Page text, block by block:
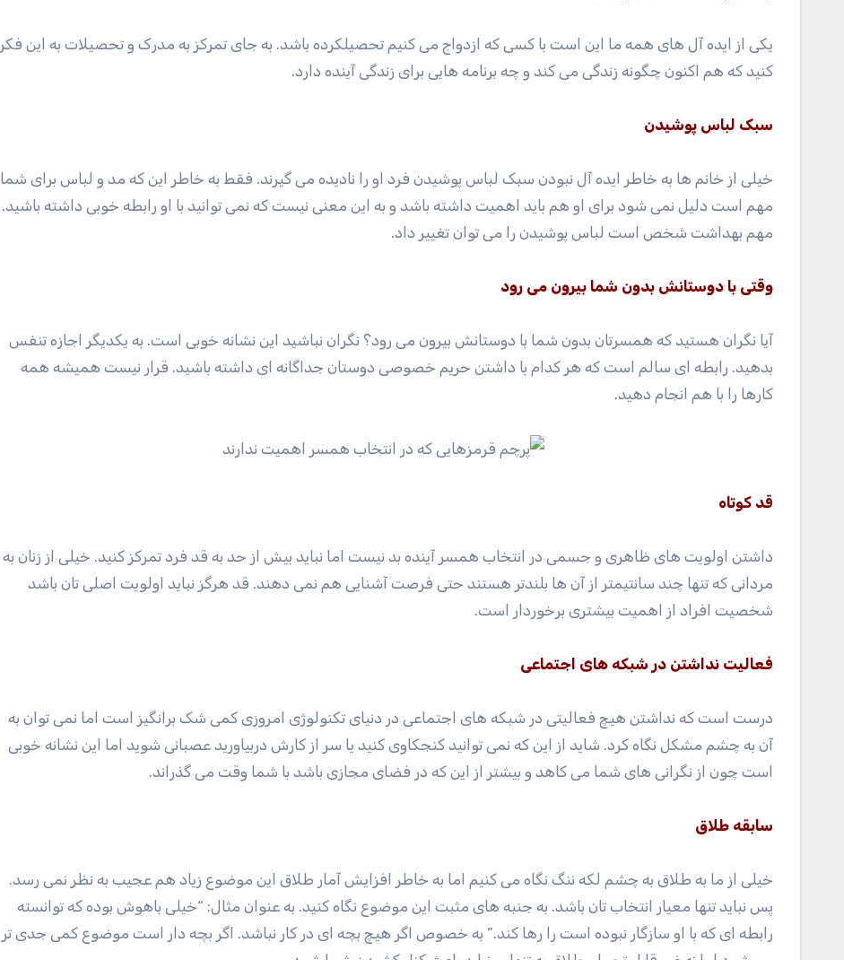
یکی از ایده آل های همه ما این است با کسی که ازدواج می کنیم تحصیلکرده باشد. به جای تمرکز به مدرک و تحصیلات به این فکر
کنید که هم اکنون چگونه زندگی می کند و چه برنامه هایی برای زندگی آینده دارد.
سبک لباس پوشیدن
خیلی از خانم ها به خاطر ایده آل نبودن سبک لباس پوشیدن فرد او را نادیده می گیرند. فقط به خاطر این که مد و لباس برای شما
مهم است دلیل نمی شود برای او هم باید اهمیت داشته باشد و به این معنی نیست که نمی توانید با او رابطه خوبی داشته باشید.
مهم بهداشت شخص است لباس پوشیدن را می توان تغییر داد.
وقتی با دوستانش بدون شما بیرون می رود
آیا نگران هستید که همسرتان بدون شما با دوستانش بیرون می رود؟ نگران نباشید این نشانه خوبی است. به یکدیگر اجازه تنفس
بدهید. رابطه ای سالم است که هر کدام با داشتن حریم خصوصی دوستان جداگانه ای داشته باشید. قرار نیست همیشه همه
کارها را با هم انجام دهید.
قد کوتاه
داشتن اولویت های ظاهری و جسمی در انتخاب همسر آینده بد نیست اما نباید بیش از حد به قد فرد تمرکز کنید. خیلی از زنان به
مردانی که تنها چند سانتیمتر از آن ها بلندتر هستند حتی فرصت آشنایی هم نمی دهند. قد هرگز نباید اولویت اصلی تان باشد
شخصیت افراد از اهمیت بیشتری برخوردار است.
فعالیت نداشتن در شبکه های اجتماعی
درست است که نداشتن هیچ فعالیتی در شبکه های اجتماعی در دنیای تکنولوژی امروزی کمی شک برانگیز است اما نمی توان به
آن به چشم مشکل نگاه کرد. شاید از این که نمی توانید کنجکاوی کنید یا سر از کارش دربیاورید عصبانی شوید اما این نشانه خوبی
است چون از نگرانی های شما می کاهد و بیشتر از این که در فضای مجازی باشد با شما وقت می گذراند.
سابقه طلاق
خیلی از ما به طلاق به چشم لکه ننگ نگاه می کنیم اما به خاطر افزایش آمار طلاق این موضوع زیاد هم عجیب به نظر نمی رسد.
پس نباید تنها معیار انتخاب تان باشد. به جنبه های مثبت این موضوع نگاه کنید. به عنوان مثال: “خیلی باهوش بوده که توانسته
رابطه ای که با او سازگار نبوده است را رها کند.” به خصوص اگر هیچ بچه ای در کار نباشد. اگر بچه دار است موضوع کمی جدی تر